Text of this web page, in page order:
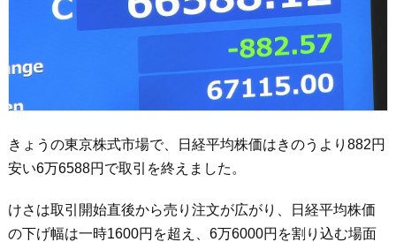
きょうの東京株式市場で、日経平均株価はきのうより882円
安い6万6588円で取引を終えました。
けさは取引開始直後から売り注文が広がり、日経平均株価
の下げ幅は一時1600円を超え、6万6000円を割り込む場面